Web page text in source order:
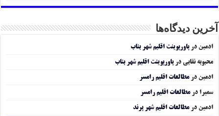
آخرین دیدگاه‌ها
ادمین درپاورپوینت اقلیم شهر بناب
محبوبه نقابی درپاورپوینت اقلیم شهر بناب
ادمین درمطالعات اقلیم رامسر
سمیرا درمطالعات اقلیم رامسر
ادمین درمطالعات اقلیم شهر پرند